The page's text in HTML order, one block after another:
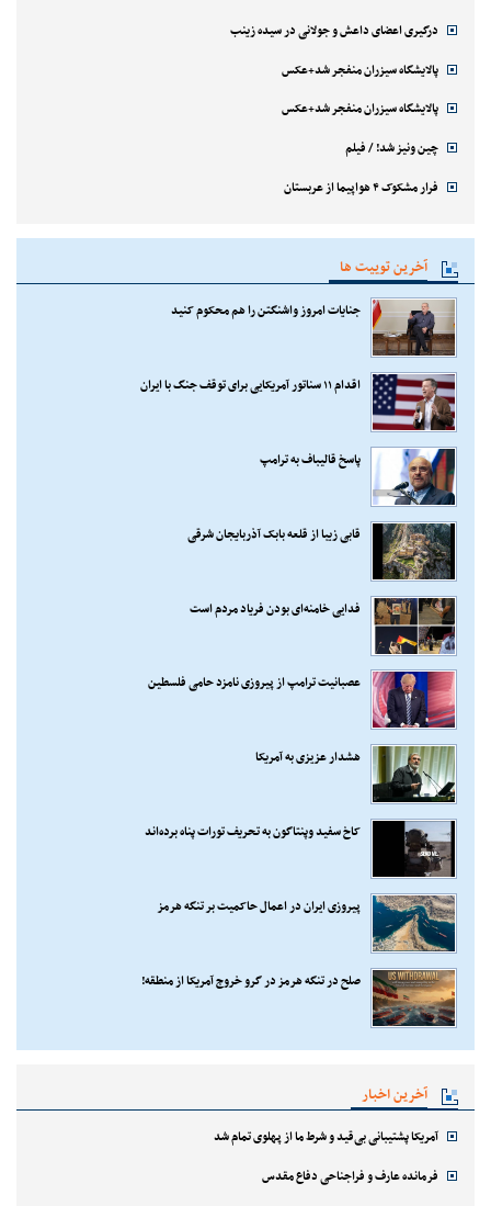
درگیری اعضای داعش و جولانی در سیده زینب
پالایشگاه سیزران منفجر شد+عکس
پالایشگاه سیزران منفجر شد+عکس
چین ونیز شد! / فیلم
فرار مشکوک ۴ هواپیما از عربستان
آخرین توییت ها
جنایات امروز واشنگتن را هم محکوم کنید
اقدام ۱۱ سناتور آمریکایی برای توقف جنگ با ایران
پاسخ قالیباف به ترامپ
قابی زیبا از قلعه بابک آذربایجان شرقی
فدایی خامنه‌ای بودن فریاد مردم است
عصبانیت ترامپ از پیروزی نامزد حامی فلسطین
هشدار عزیزی به آمریکا
کاخ سفید وپنتاگون به تحریف تورات پناه برده‌اند
پیروزی ایران در اعمال حاکمیت بر تنگه هرمز
صلح در تنگه هرمز در گرو خروج آمریکا از منطقه!
آخرین اخبار
آمریکا پشتیبانی بی‌قید و شرط ما از پهلوی تمام شد
فرمانده عارف و فراجناحی دفاع مقدس